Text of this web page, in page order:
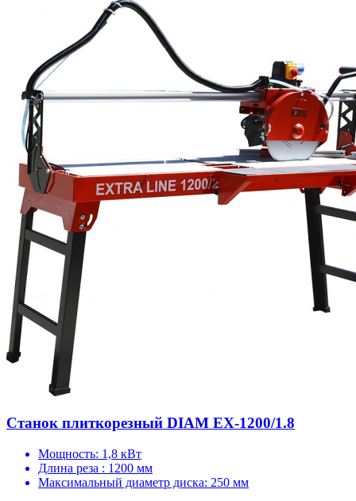
Станок плиткорезный DIAM EX-1200/1.8
Мощность: 1,8 кВт
Длина реза : 1200 мм
Максимальный диаметр диска: 250 мм